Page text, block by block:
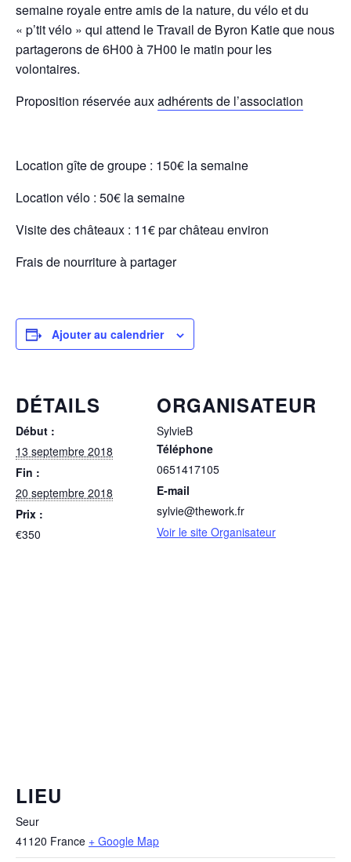
semaine royale entre amis de la nature, du vélo et du
« p’tit vélo » qui attend le Travail de Byron Katie que nous
partagerons de 6H00 à 7H00 le matin pour les
volontaires.
Proposition réservée auxadhérents de l’association
Location gîte de groupe : 150€ la semaine
Location vélo : 50€ la semaine
Visite des châteaux : 11€ par château environ
Frais de nourriture à partager
Ajouter au calendrier
DÉTAILS
Début :
13 septembre 2018
Fin :
20 septembre 2018
Prix :
€350
ORGANISATEUR
SylvieB
Téléphone
0651417105
E-mail
sylvie@thework.fr
Voir le site Organisateur
LIEU
Seur
41120 France + Google Map